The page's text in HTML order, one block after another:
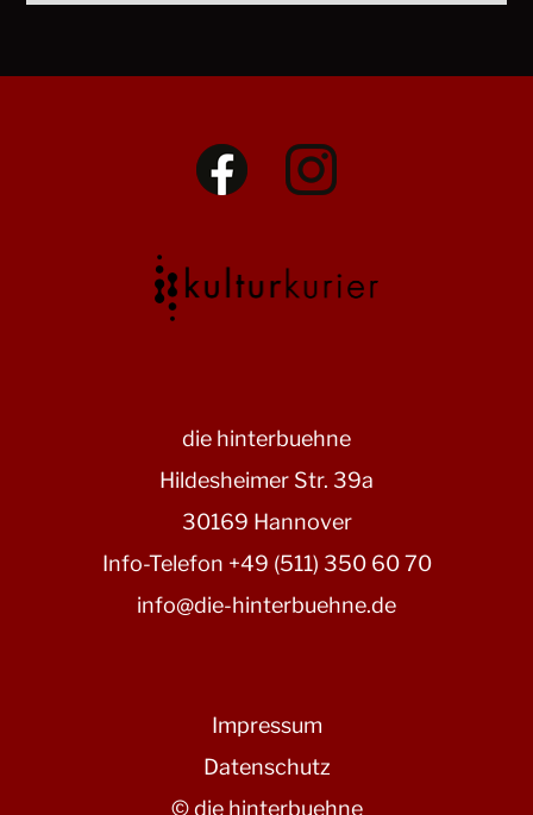
die hinterbuehne
Hildesheimer Str. 39a
30169 Hannover
Info-Telefon +49 (511) 350 60 70
info@die-hinterbuehne.de
Impressum
Datenschutz
© die hinterbuehne